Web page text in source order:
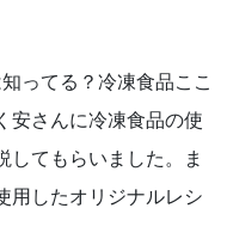
ってる？冷凍食品ここ
安さんに冷凍食品の使
してもらいました。ま
用したオリジナルレシ